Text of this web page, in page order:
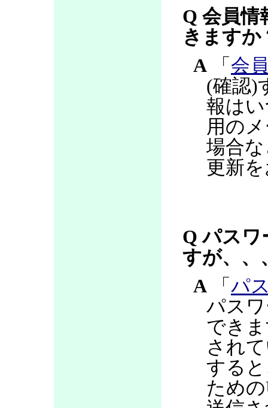
Q 会員情
きますか
A 「 会
(確認)
報は
用の
場合
更新
Q パスワ
すが、、
A 「 パ
パス
でき
され
する
ため